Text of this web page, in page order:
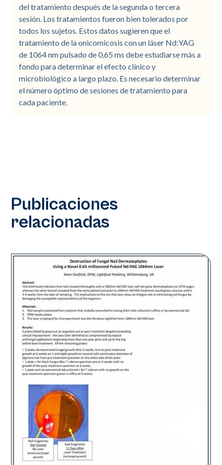
del tratamiento después de la segunda o tercera
sesión. Los tratamientos fueron bien tolerados por
todos los sujetos. Estos datos sugieren que el
tratamiento de la onicomicosis con un láser Nd:YAG
de 1064 nm pulsado de 0,65 ms debe estudiarse más a
fondo para determinar el efecto clínico y
microbiológico a largo plazo. Es necesario determinar
el número óptimo de sesiones de tratamiento para
cada paciente.
Publicaciones
relacionadas